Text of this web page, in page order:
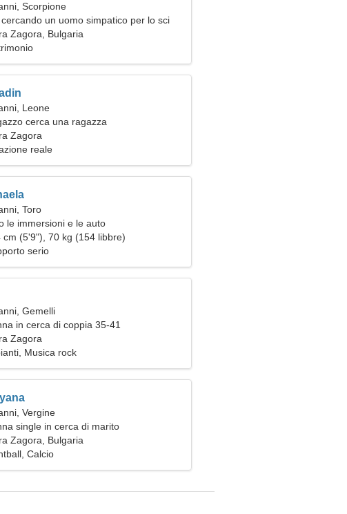
Scorpione
un uomo simpatico per lo sci
Zagora, Bulgaria
Leone
cerca una ragazza
Zagora
reale
Toro
le immersioni e le auto
cm (5'9"), 70 kg (154 libbre)
serio
Gemelli
in cerca di coppia 35-41
Zagora
Musica rock
Vergine
single in cerca di marito
Zagora, Bulgaria
Calcio